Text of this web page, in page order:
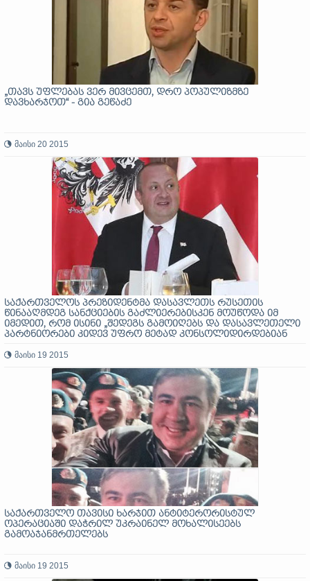
„თავს უფლებას ვერ მივცემთ, დრო პოპულიზმზე
დავხარჯოთ“ - გია გეწაძე
მაისი 20 2015
საქართველოს პრეზიდენტმა დასავლეთს რუსეთის
წინააღმდეგ სანქციების გაძლიერებისკენ მოუწოდა იმ
იმედით, რომ ისინი „შედეგს გამოიღებს და დასავლეთელი
პარტნიორები კიდევ უფრო მეტად კონსოლიდირდებიან
დასაცავად“
მაისი 19 2015
საქართველო თავისი ხარჯით ანტიტერორისტულ
ოპერაციაში დაჭრილ უკრაინელ მოხალისეებს
გამოაჯანმრთელებს
მაისი 19 2015